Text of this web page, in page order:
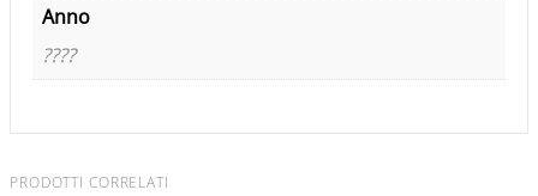
Anno
????
PRODOTTI CORRELATI